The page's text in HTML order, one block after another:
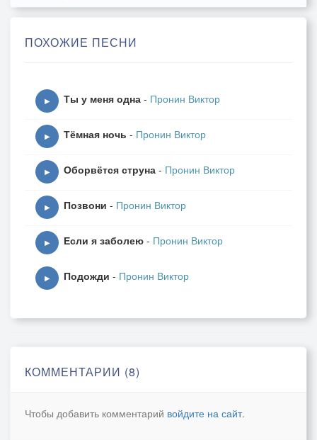
ПОХОЖИЕ ПЕСНИ
▶ Ты у меня одна - Пронин Виктор
▶ Тёмная ночь - Пронин Виктор
▶ Оборвётся струна - Пронин Виктор
▶ Позвони - Пронин Виктор
▶ Если я заболею - Пронин Виктор
▶ Подожди - Пронин Виктор
КОММЕНТАРИИ (8)
Чтобы добавить комментарий войдите на сайт.